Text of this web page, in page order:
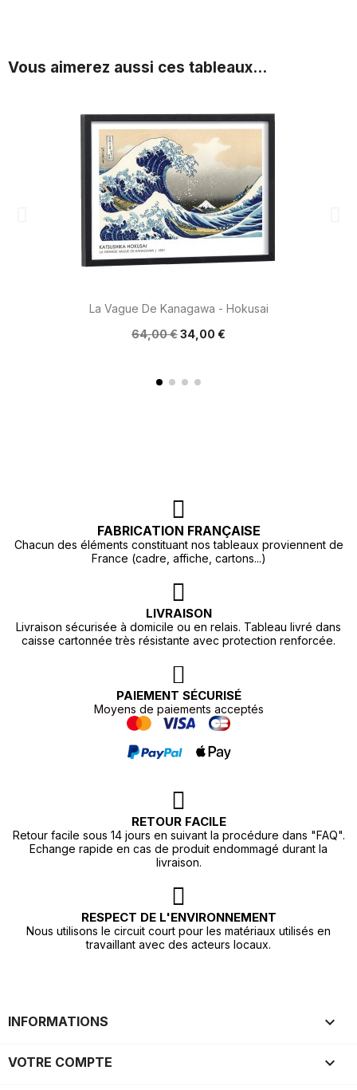
Vous aimerez aussi ces tableaux...
La Vague De Kanagawa - Hokusai
64,00 €34,00 €
FABRICATION FRANÇAISE
Chacun des éléments constituant nos tableaux proviennent de
France (cadre, affiche, cartons...)
LIVRAISON
Livraison sécurisée à domicile ou en relais. Tableau livré dans
caisse cartonnée très résistante avec protection renforcée.
PAIEMENT SÉCURISÉ
Moyens de paiements acceptés
RETOUR FACILE
Retour facile sous 14 jours en suivant la procédure dans "FAQ".
Echange rapide en cas de produit endommagé durant la
livraison.
RESPECT DE L'ENVIRONNEMENT
Nous utilisons le circuit court pour les matériaux utilisés en
travaillant avec des acteurs locaux.
INFORMATIONS 
VOTRE COMPTE 